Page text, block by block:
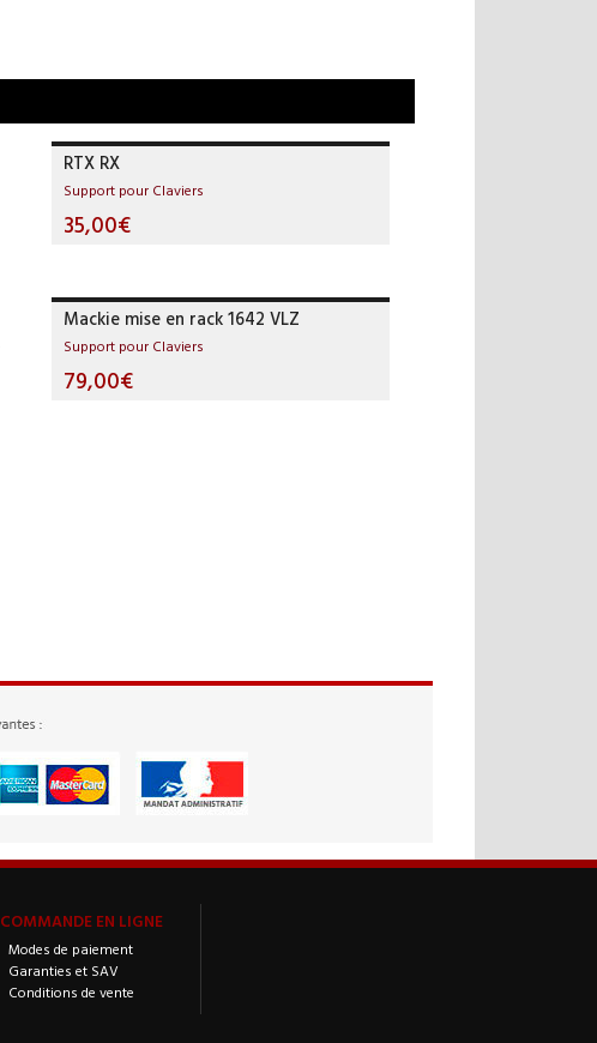
RTX RX
Support pour Claviers
35,00€
Mackie mise en rack 1642 VLZ
Support pour Claviers
79,00€
COMMANDE EN LIGNE
Modes de paiement
Garanties et SAV
Conditions de vente